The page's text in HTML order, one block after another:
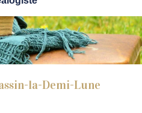
la-Demi-Lune